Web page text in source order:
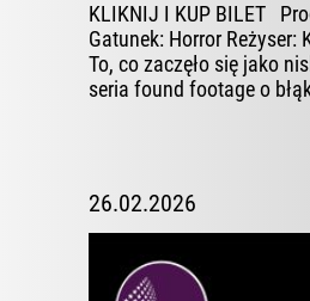
KLIKNIJ I KUP BILET
Gatunek: Horror Reżyser:
To, co zaczęło się jako
seria found footage o
26.02.2026